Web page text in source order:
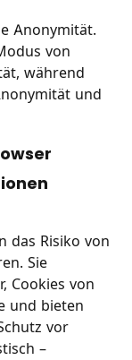
Anonymität.
von
während
und
das Risiko von
Sie
Cookies von
und bieten
vor
–